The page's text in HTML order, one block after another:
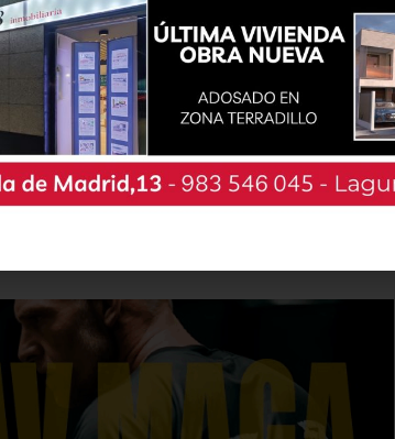
contra las cuerdas a las del Navega, y el
de Evi, seguido en el 86 con el tercer
y selló el resultado final de 3-1 para las